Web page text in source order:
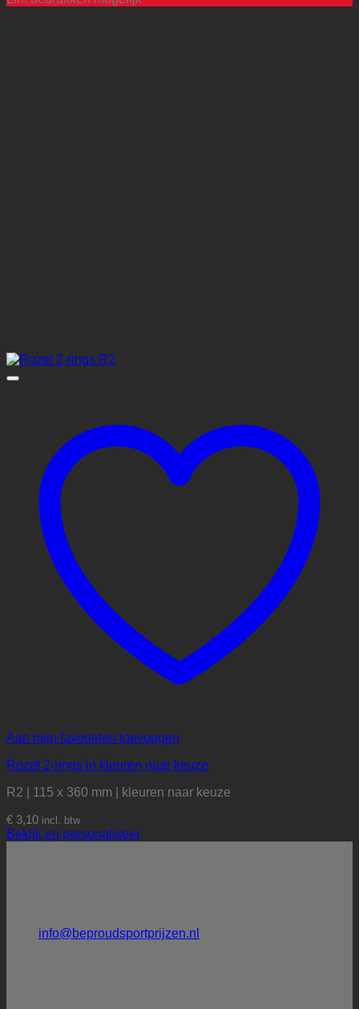
Aan mijn favorieten toevoegen
Rozet 2-rings in kleuren naar keuze
R2 | 115 x 360 mm | kleuren naar keuze
€ 3,10 incl. btw
Bekijk en personaliseer
info@beproudsportprijzen.nl